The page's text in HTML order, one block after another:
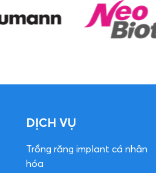
DỊCH VỤ
Trồng răng implant cá nhân
hóa